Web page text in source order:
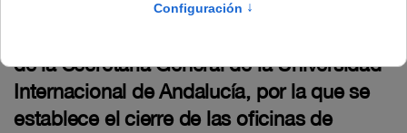
de la Secretaría General de la Universidad
Internacional de Andalucía, por la que se
establece el cierre de las oficinas de